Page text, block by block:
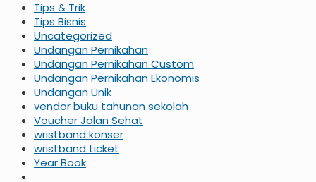
Tips & Trik
Tips Bisnis
Uncategorized
Undangan Pernikahan
Undangan Pernikahan Custom
Undangan Pernikahan Ekonomis
Undangan Unik
vendor buku tahunan sekolah
Voucher Jalan Sehat
wristband konser
wristband ticket
Year Book